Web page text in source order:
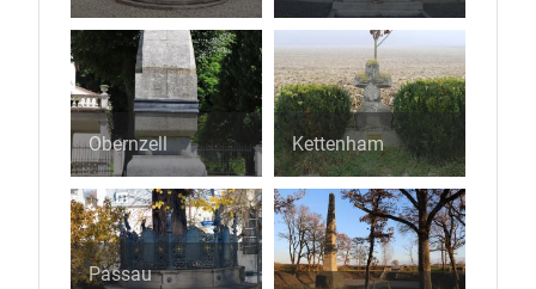
Obernzell Kettenham
Passau